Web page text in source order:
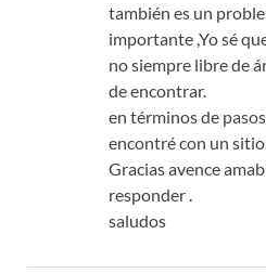
también es un
importante ,Yo sé
no siempre libre de
de encontrar.
en términos de
encontré con un
Gracias avence
responder .
saludos